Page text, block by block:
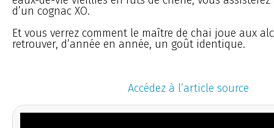
d’un cognac XO.
Et vous verrez comment le maître de chai joue aux
retrouver, d’année en année, un goût identique.
Accédez à l’article source